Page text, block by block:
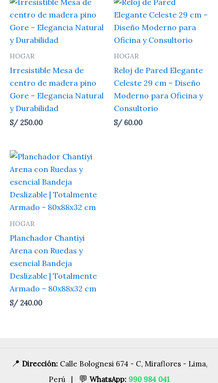
HOGAR
Irresistible Mesa de
centro de madera pino
Gore – Elegancia Natural
y Durabilidad
S/250.00
HOGAR
Reloj de Pared Elegante
Celeste 29 cm – Diseño
Moderno para Oficina y
Consultorio
S/60.00
HOGAR
Planchador Chantiyi
Arena con Ruedas y
esencial Bandeja
Deslizable | Totalmente
Armado – 80x88x32 cm
S/240.00
📍 Dirección:Calle Bolognesi 674 - C, Miraflores - Lima,
Perú |
💬 WhatsApp: 990 984 041